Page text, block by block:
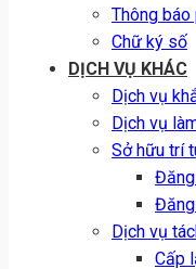
Thông báo
Chữ ký số
DỊCH VỤ KHÁC
Dịch vụ
Dịch vụ
Sở hữu trí
Dịch vụ
Cấp